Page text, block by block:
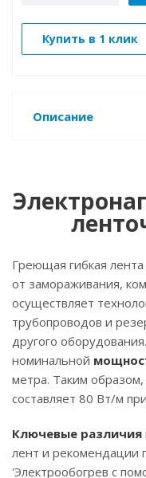
Купить в 1 клик
Описание
Греющая гибкая лента
от замораживания,
осуществляет
трубопроводов и
другого
номинальной
метра. Таким образом,
составляет 80 Вт/м при
Ключевые различия
лент и рекомендации
'Электрообогрев с